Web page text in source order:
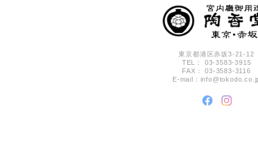
東京都港区赤坂3-21-12
TEL： 03-3583-3915
FAX： 03-3583-3116
E-mail：